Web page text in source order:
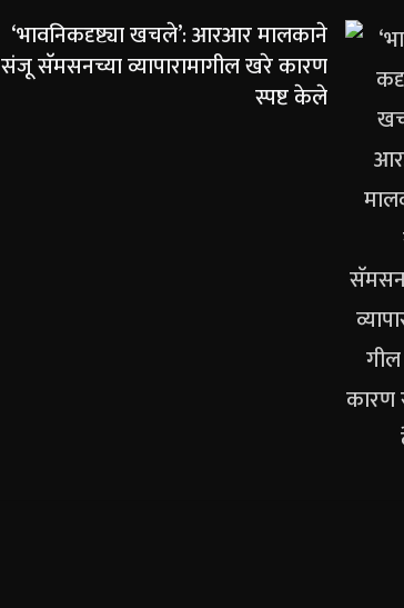
‘भावनिकदृष्ट्या खचले’: आरआर मालकाने
संजू सॅमसनच्या व्यापारामागील खरे कारण
स्पष्ट केले